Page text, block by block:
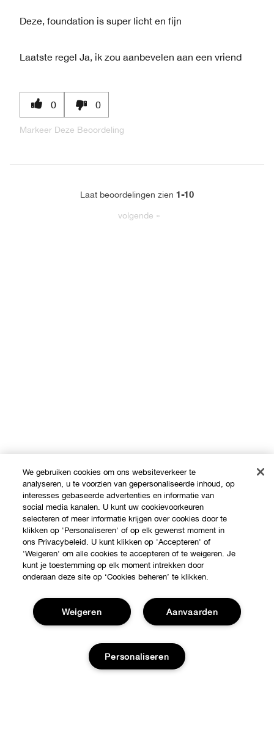
Deze, foundation is super licht en fijn
Laatste regel Ja, ik zou aanbevelen aan een vriend
0 0
Markeer Deze Beoordeling
Laat beoordelingen zien 1-10
volgende »
Shop
Verkooppunten
Aanbiedingen
Over Clinique
Internationale websites
We gebruiken cookies om ons websiteverkeer te
analyseren, u te voorzien van gepersonaliseerde inhoud, op
interesses gebaseerde advertenties en informatie van
social media kanalen. U kunt uw cookievoorkeuren
selecteren of meer informatie krijgen over cookies door te
klikken op 'Personaliseren' of op elk gewenst moment in
ons Privacybeleid. U kunt klikken op 'Accepteren' of
'Weigeren' om alle cookies te accepteren of te weigeren. Je
kunt je toestemming op elk moment intrekken door
onderaan deze site op ‘Cookies beheren’ te klikken.
Aanvaarden
Weigeren
Personaliseren